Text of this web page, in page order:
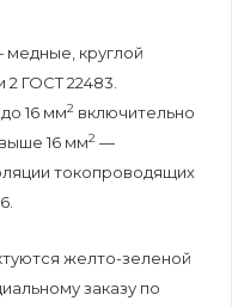
круглой
2 ГОСТ 22483.
16 мм2 включительно
16 мм2 —
токопроводящих
желто-зеленой
заказу по